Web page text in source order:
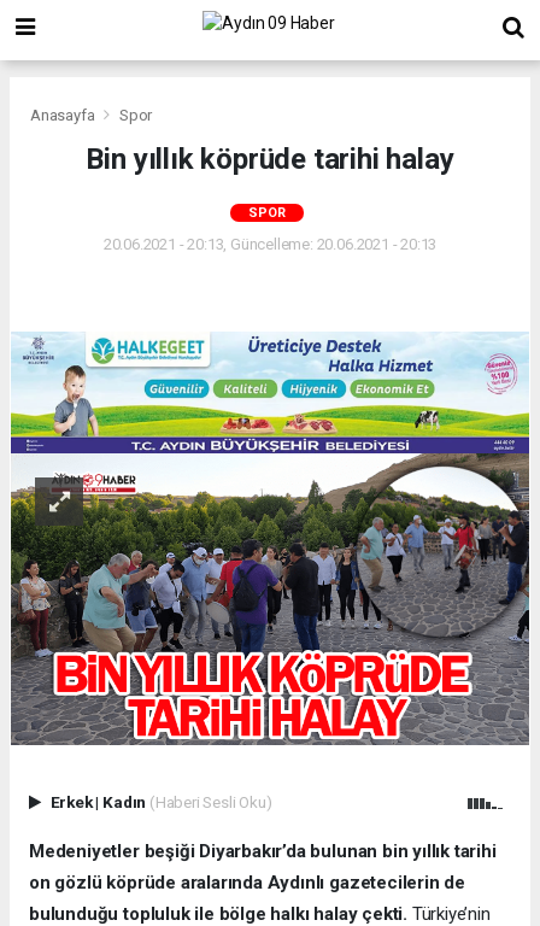
Anasayfa Spor
Bin yıllık köprüde tarihi halay
SPOR
20.06.2021 - 20:13, Güncelleme: 20.06.2021 - 20:13
Erkek| Kadın (Haberi Sesli Oku)
Medeniyetler beşiği Diyarbakır’da bulunan bin yıllık tarihi
on gözlü köprüde aralarında Aydınlı gazetecilerin de
bulunduğu topluluk ile bölge halkı halay çekti. Türkiye’nin